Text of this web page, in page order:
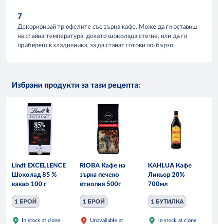
7
Декоририрай трюфелите със зърна кафе. Може да ги оставиш
на стайна температура, докато шоколада стегне, или да ги
прибереш в хладилника, за да станат готови по-бързо.
Избрани продукти за тази рецепта:
Lindt EXCELLENCE
Шоколад 85 %
какао 100 г
1 БРОЙ
In stock at clone
RIOBA Кафе на
зърна печено
етиопия 500г
1 БРОЙ
Unavailable at
KAHLUA Кафе
Ликьор 20%
700мл
1 БУТИЛКА
In stock at clone